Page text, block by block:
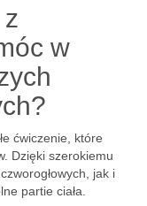
w
ćwiczenie, które
Dzięki szerokiemu
jak i
partie ciała.